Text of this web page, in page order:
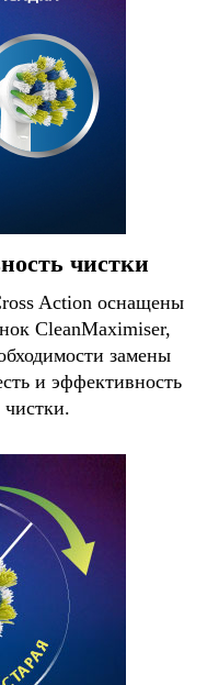
чистки
Action оснащены
CleanMaximiser,
замены
и эффективность